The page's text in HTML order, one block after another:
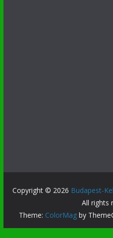
Copyright © 2026 Budapest-
All rights
Theme: ColorMagby